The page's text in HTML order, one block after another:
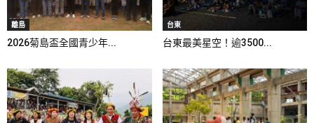
離島
2026菊島盃全國青少年...
台東
台東最美星空！逾3500...